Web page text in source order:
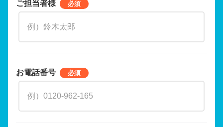
ご担当者様
お電話番号